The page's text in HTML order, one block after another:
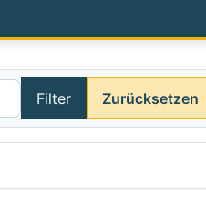
Filter Zurücksetzen